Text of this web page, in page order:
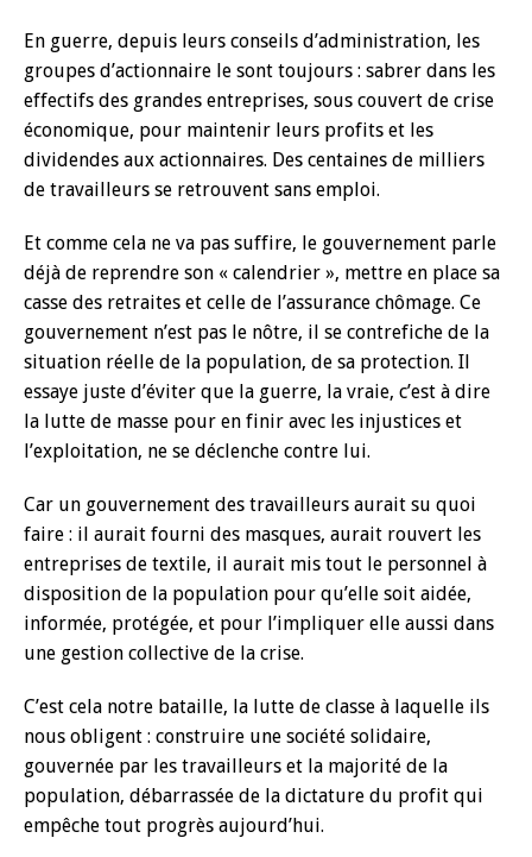
En guerre, depuis leurs conseils d’administration, les
groupes d’actionnaire le sont toujours : sabrer dans les
effectifs des grandes entreprises, sous couvert de crise
économique, pour maintenir leurs profits et les
dividendes aux actionnaires. Des centaines de milliers
de travailleurs se retrouvent sans emploi.
Et comme cela ne va pas suffire, le gouvernement parle
déjà de reprendre son « calendrier », mettre en place sa
casse des retraites et celle de l’assurance chômage. Ce
gouvernement n’est pas le nôtre, il se contrefiche de la
situation réelle de la population, de sa protection. Il
essaye juste d’éviter que la guerre, la vraie, c’est à dire
la lutte de masse pour en finir avec les injustices et
l’exploitation, ne se déclenche contre lui.
Car un gouvernement des travailleurs aurait su quoi
faire : il aurait fourni des masques, aurait rouvert les
entreprises de textile, il aurait mis tout le personnel à
disposition de la population pour qu’elle soit aidée,
informée, protégée, et pour l’impliquer elle aussi dans
une gestion collective de la crise.
C’est cela notre bataille, la lutte de classe à laquelle ils
nous obligent : construire une société solidaire,
gouvernée par les travailleurs et la majorité de la
population, débarrassée de la dictature du profit qui
empêche tout progrès aujourd’hui.